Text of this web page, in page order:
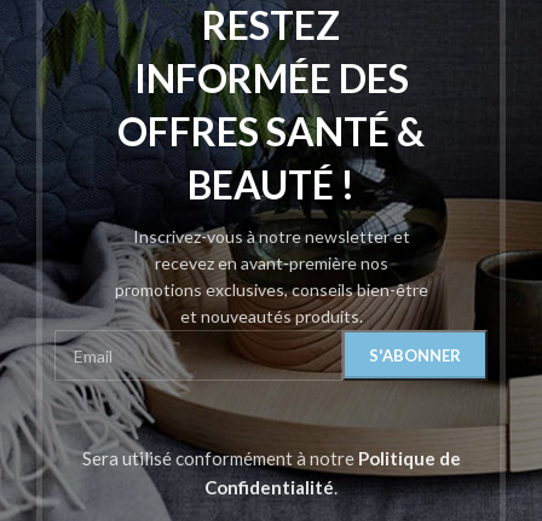
RESTEZ
INFORMÉE DES
OFFRES SANTÉ &
BEAUTÉ !
Inscrivez-vous à notre newsletter et
recevez en avant-première nos
promotions exclusives, conseils bien-être
et nouveautés produits.
Sera utilisé conformément à notre Politique de
Confidentialité.